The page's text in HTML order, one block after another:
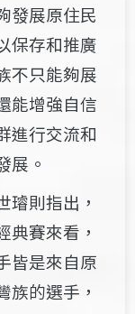
發展原住民
保存和推廣
不只能夠展
能增強自信
進行交流和
展。
璿則指出，
典賽來看，
皆是來自原
族的選手，